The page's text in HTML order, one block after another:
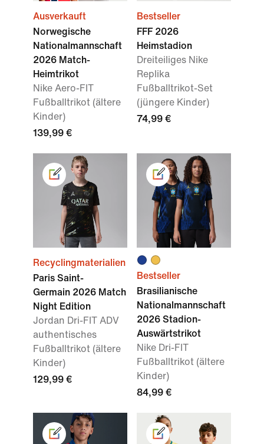
Ausverkauft
Norwegische
Nationalmannschaft
2026 Match-
Heimtrikot
Nike Aero-FIT
Fußballtrikot (ältere
Kinder)
139,99 €
Bestseller
FFF 2026
Heimstadion
Dreiteiliges Nike
Replika
Fußballtrikot-Set
(jüngere Kinder)
74,99 €
Recyclingmaterialien
Paris Saint-
Germain 2026 Match
Night Edition
Jordan Dri-FIT ADV
authentisches
Fußballtrikot (ältere
Kinder)
129,99 €
Bestseller
Brasilianische
Nationalmannschaft
2026 Stadion-
Auswärtstrikot
Nike Dri-FIT
Fußballtrikot (ältere
Kinder)
84,99 €